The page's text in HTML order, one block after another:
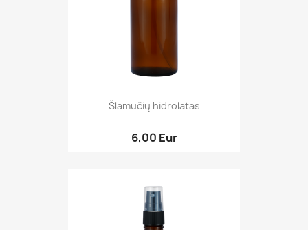
Šlamučių hidrolatas
6,00 Eur